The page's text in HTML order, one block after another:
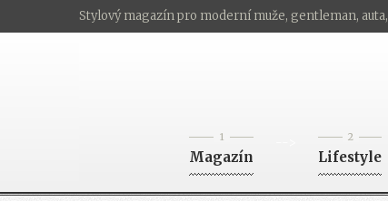
Stylový magazín pro moderní muže, gentleman,
1
Magazín
2
Lifestyle